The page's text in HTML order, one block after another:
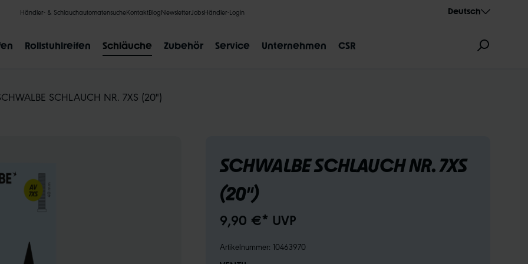
Händler- & SchlauchautomatensucheKontaktBlogNewsletter JobsHändler-Login Deutsch
Rollstuhlreifen Schläuche Zubehör Service Unternehmen CSR
CLIK VALVE
SCHLAUCH NR. 7XS (20")
SCHWALBE SCHLAUCH NR. 7XS
(20")
9,90 €* UVP
Artikelnummer: 10463970